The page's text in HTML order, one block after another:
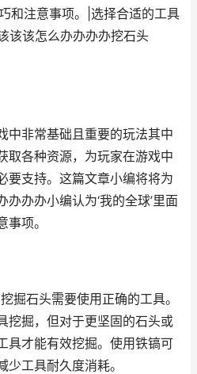
和注意事项。|选择合适的工具
该该怎么办办办办挖石头
中非常基础且重要的玩法其中
取各种资源，为玩家在游戏中
要支持。这篇文章小编将将为
办办小编认为‘我的全球’里面
项。
掘石头需要使用正确的工具。
挖掘，但对于更坚固的石头或
具才能有效挖掘。使用铁镐可
工具耐久度消耗。